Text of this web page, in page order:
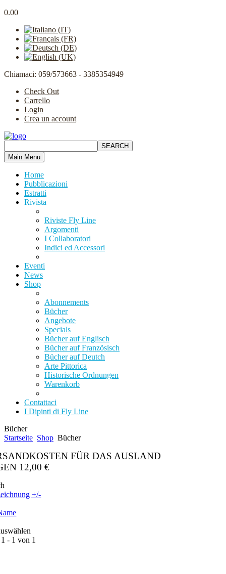
0.00
Chiamaci: 059/573663 - 3385354949
Check Out
Carrello
Login
Crea un account
Main Menu
Home
Pubblicazioni
Estratti
Rivista
Riviste Fly Line
Argomenti
I Collaboratori
Indici ed Accessori
Eventi
News
Shop
Abonnements
Bücher
Angebote
Specials
Bücher auf Englisch
Bücher auf Französisch
Bücher auf Deutch
Arte Pittorica
Historische Ordnungen
Warenkorb
Contattaci
I Dipinti di Fly Line
Bücher
Startseite Shop Bücher
FÜR DAS AUSLAND
12,00 €
+/-
- 1 von 1